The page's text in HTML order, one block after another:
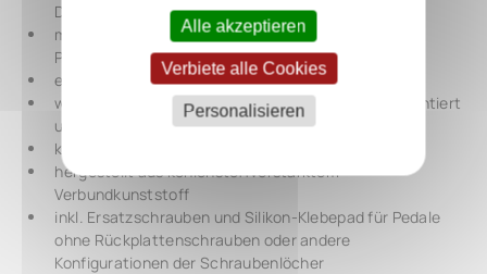
Alle akzeptieren
Verbiete alle Cookies
Personalisieren
DejaVibe Pedals
montiert Effektpedale sicher auf RockBoard
Pedalboards
ersetzt umständliches Klettband
wird auf vorhandenen Effektpedal-Rückplatten montiert
und ist rückstandsfrei abnehmbar
keine dauerhaften Modifikationen erforderlich
hergestellt aus kohlenstoffverstärktem
Verbundkunststoff
inkl. Ersatzschrauben und Silikon-Klebepad für Pedale
ohne Rückplattenschrauben oder andere
Konfigurationen der Schraubenlöcher